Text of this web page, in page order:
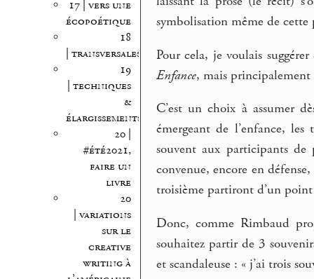
17 | vers une
écopoétique
18
| transversales
19
| techniques
&
élargissements
20 |
#été2021,
faire un
livre
20
| variations
sur le
creative
writing à
symbolisation même de
Pour cela, je voulais
Enfance, mais
C’est un choix à assumer
émergeant de l’enfance,
souvent aux participants
convenue, encore en
troisième partiront d’un
Donc, comme Rimbaud
souhaitez partir de 3
et scandaleuse : « j’ai trois